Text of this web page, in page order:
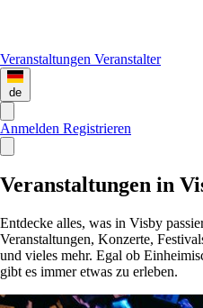
Veranstaltungen Veranstalter
de
Anmelden Registrieren
Veranstaltungen in
Entdecke alles, was in Visby
Veranstaltungen, Konzerte,
und vieles mehr. Egal ob
gibt es immer etwas zu erleben.